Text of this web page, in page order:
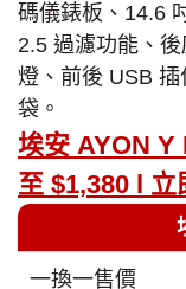
碼儀錶板、14.6
2.5 過濾功能、
燈、前後 USB
袋。
埃安 AYON Y
至 $1,380 l 立
一換一售價